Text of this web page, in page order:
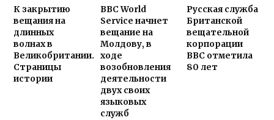
К закрытию
вещания на
длинных
волнах в
Великобритании.
Страницы
истории
BBC World
Service начнет
вещание на
Молдову, в
ходе
возобновления
деятельности
двух своих
языковых
служб
Русская служба
Британской
вещательной
корпорации
BBC отметила
80 лет